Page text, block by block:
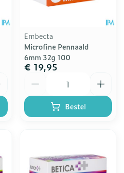
Embecta
Microfine Pennaald
6mm 32g 100
€ 19,95
Bestel